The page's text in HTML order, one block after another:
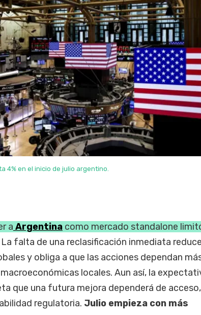
4% en el inicio de julio argentino.
a Argentinacomo mercado standalone
La falta de una reclasificación inmediata
y obliga a que las acciones dependan
locales. Aun así, la
que una futura mejora dependerá de acceso,
regulatoria. Julio empieza con más